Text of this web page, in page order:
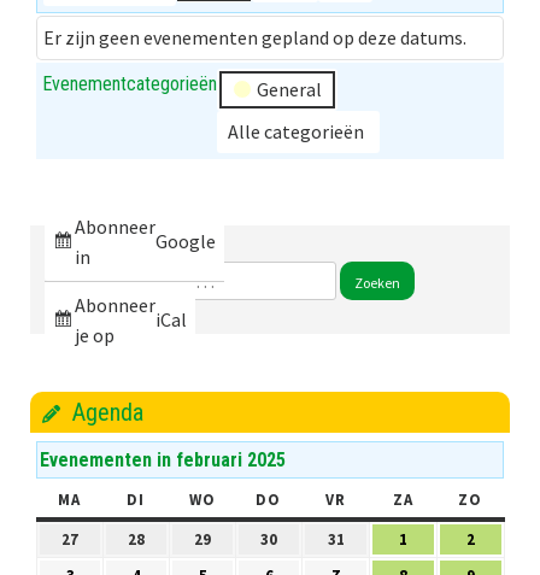
Er zijn geen evenementen gepland op deze datums.
Evenementcategorieën
General
Alle categorieën
Abonneer
in
Google
Abonneer
je op
iCal
naar:
Agenda
Evenementen in februari 2025
MA MAANDAG
DI DINSDAG
WO WOENSDAG
DO DONDERDAG
VR VRIJDAG
ZA ZATERDAG
ZO
27 28 29 30 31
januari
1
februari
2
februari